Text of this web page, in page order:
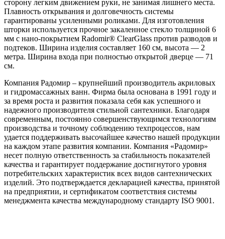
сторону легким движением руки, не занимая лишнего места.
Плавность открывания и долговечность системы
гарантированы усиленными роликами. Для изготовления
шторки используется прочное закаленное стекло толщиной 6
мм с нано-покрытием Radomir® ClearGlass против разводов и
подтеков. Ширина изделия составляет 160 см, высота — 2
метра. Ширина входа при полностью открытой дверце — 71
см.
Компания Радомир – крупнейший производитель акриловых
и гидромассажных ванн. Фирма была основана в 1991 году и
за время роста и развития показала себя как успешного и
надежного производителя стильной сантехники. Благодаря
современным, постоянно совершенствующимся технологиям
производства и точному соблюдению техпроцессов, нам
удается поддерживать высочайшее качество нашей продукции
на каждом этапе развития компании. Компания «Радомир»
несет полную ответственность за стабильность показателей
качества и гарантирует поддержание достигнутого уровня
потребительских характеристик всех видов сантехнических
изделий. Это подтверждается декларацией качества, принятой
на предприятии, и сертификатом соответствия системы
менеджмента качества международному стандарту ISO 9001.